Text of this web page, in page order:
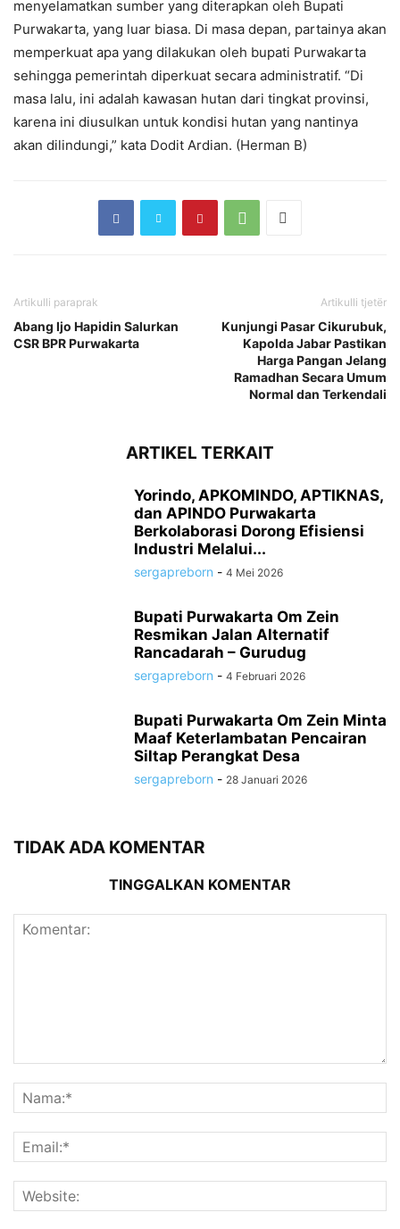
menyelamatkan sumber yang diterapkan oleh Bupati
Purwakarta, yang luar biasa. Di masa depan, partainya akan
memperkuat apa yang dilakukan oleh bupati Purwakarta
sehingga pemerintah diperkuat secara administratif. “Di
masa lalu, ini adalah kawasan hutan dari tingkat provinsi,
karena ini diusulkan untuk kondisi hutan yang nantinya
akan dilindungi,” kata Dodit Ardian. (Herman B)
Artikulli paraprak
Abang Ijo Hapidin Salurkan
CSR BPR Purwakarta
Artikulli tjetër
Kunjungi Pasar Cikurubuk,
Kapolda Jabar Pastikan
Harga Pangan Jelang
Ramadhan Secara Umum
Normal dan Terkendali
ARTIKEL TERKAIT
Yorindo, APKOMINDO, APTIKNAS,
dan APINDO Purwakarta
Berkolaborasi Dorong Efisiensi
Industri Melalui...
sergapreborn - 4 Mei 2026
Bupati Purwakarta Om Zein
Resmikan Jalan Alternatif
Rancadarah – Gurudug
sergapreborn - 4 Februari 2026
Bupati Purwakarta Om Zein Minta
Maaf Keterlambatan Pencairan
Siltap Perangkat Desa
sergapreborn - 28 Januari 2026
TIDAK ADA KOMENTAR
TINGGALKAN KOMENTAR